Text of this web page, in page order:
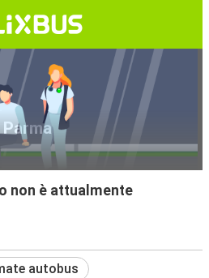
di Torino-Caselle a
Parma
non è attualmente
autobus